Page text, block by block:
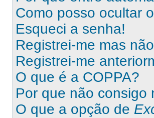
Como posso ocultar
Esqueci a senha!
Registrei-me mas
Registrei-me
O que é a COPPA?
Por que não consigo
O que a opção de